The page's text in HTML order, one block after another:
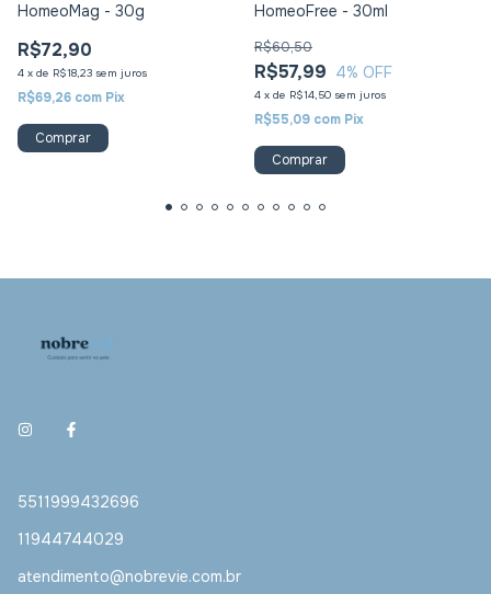
HomeoMag - 30g
R$72,90
4 x de R$18,23 sem juros
R$69,26 com Pix
HomeoFree - 30ml
R$57,99
R$60,50
4% OFF
4 x de R$14,50 sem juros
R$55,09 com Pix
5511999432696
11944744029
atendimento@nobrevie.com.br